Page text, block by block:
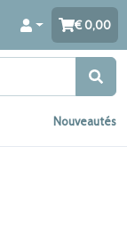
0,00
Nouveautés